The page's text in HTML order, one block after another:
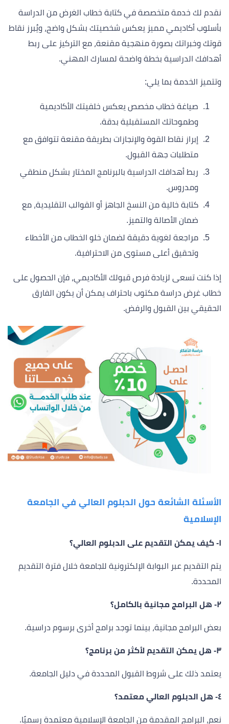
نقدم لك خدمة متخصصة في كتابة خطاب الغرض من الدراسة
بأسلوب أكاديمي مميز يعكس شخصيتك بشكل واضح، ويُبرز نقاط
قوتك وخبراتك بصورة منهجية مقنعة، مع التركيز على ربط
أهدافك الدراسية بخطة واضحة لمسارك المهني.
وتتميز الخدمة بما يلي:
صياغة خطاب مخصص يعكس خلفيتك الأكاديمية
وطموحاتك المستقبلية بدقة.
إبراز نقاط القوة والإنجازات بطريقة مقنعة تتوافق مع
متطلبات جهة القبول.
ربط أهدافك الدراسية بالبرنامج المختار بشكل منطقي
ومدروس.
كتابة خالية من النسخ الجاهز أو القوالب التقليدية، مع
ضمان الأصالة والتميز.
مراجعة لغوية دقيقة لضمان خلو الخطاب من الأخطاء
وتحقيق أعلى مستوى من الاحترافية.
إذا كنت تسعى لزيادة فرص قبولك الأكاديمي، فإن الحصول على
خطاب غرض دراسة مكتوب باحتراف يمكن أن يكون الفارق
الحقيقي بين القبول والرفض.
الأسئلة الشائعة حول الدبلوم العالي في الجامعة
الإسلامية
١- كيف يمكن التقديم على الدبلوم العالي؟
يتم التقديم عبر البوابة الإلكترونية للجامعة خلال فترة التقديم
المحددة.
٢- هل البرامج مجانية بالكامل؟
بعض البرامج مجانية، بينما توجد برامج أخرى برسوم دراسية.
٣- هل يمكن التقديم لأكثر من برنامج؟
يعتمد ذلك على شروط القبول المحددة في دليل الجامعة.
٤- هل الدبلوم العالي معتمد؟
نعم، البرامج المقدمة من الجامعة الإسلامية معتمدة رسميًا.